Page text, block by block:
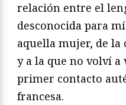
relación entre el
desconocida para
aquella mujer, de la
y a la que no volví
primer contacto
francesa.